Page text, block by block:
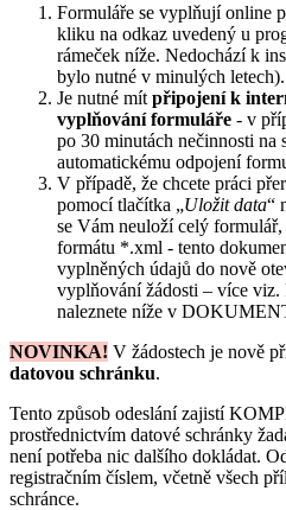
Formuláře se vyplňují online
kliku na odkaz uvedený u
rámeček níže. Nedochází k
bylo nutné v minulých letech).
Je nutné mít připojení k
vyplňování formuláře - v
po 30 minutách nečinnosti na
automatickému odpojení
V případě, že chcete práci
pomocí tlačítka „Uložit data“
se Vám neuloží celý
formátu *.xml - tento
vyplněných údajů do nově
vyplňování žádosti – více
naleznete níže v
NOVINKA! V žádostech je nově
datovou schránku.
Tento způsob odeslání zajistí
prostřednictvím datové schránky
není potřeba nic dalšího dokládat.
registračním číslem, včetně všech
schránce.